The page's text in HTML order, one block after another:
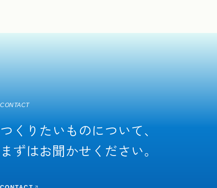
CONTACT
つくりたいものについて、
まずはお聞かせください。